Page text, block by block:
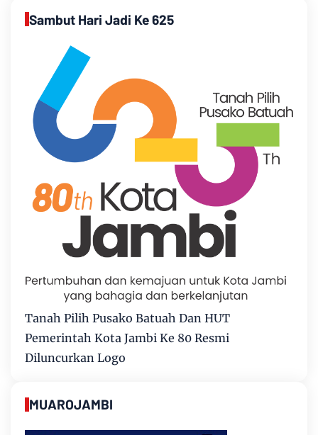
Sambut Hari Jadi Ke 625
Tanah Pilih Pusako Batuah Dan HUT
Pemerintah Kota Jambi Ke 80 Resmi
Diluncurkan Logo
MUAROJAMBI